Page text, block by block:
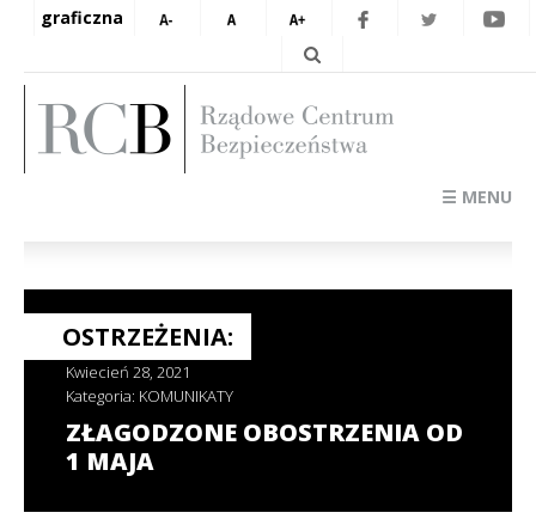
graficzna
☰ MENU
OSTRZEŻENIA:
Kwiecień 28, 2021
Kategoria: KOMUNIKATY
ZŁAGODZONE OBOSTRZENIA OD
1 MAJA